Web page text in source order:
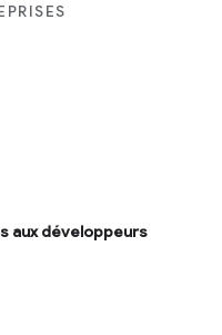
aux développeurs